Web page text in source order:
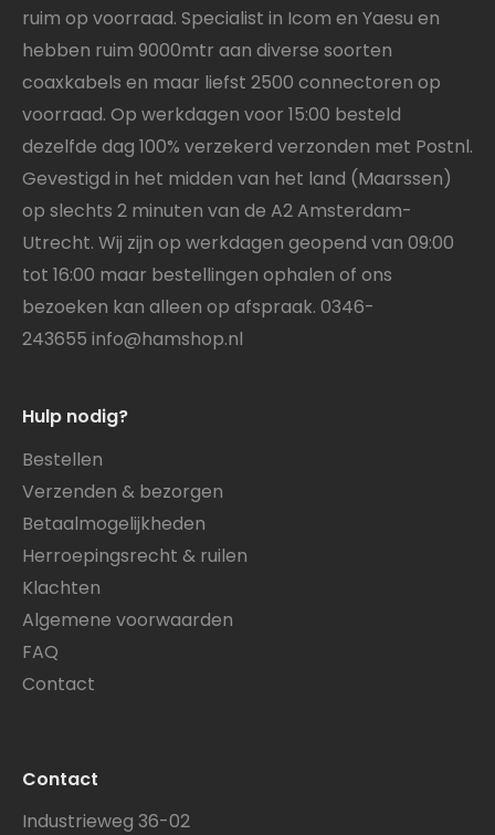
ruim op voorraad. Specialist in Icom en Yaesu en
hebben ruim 9000mtr aan diverse soorten
coaxkabels en maar liefst 2500 connectoren op
voorraad. Op werkdagen voor 15:00 besteld
dezelfde dag 100% verzekerd verzonden met Postnl.
Gevestigd in het midden van het land (Maarssen)
op slechts 2 minuten van de A2 Amsterdam-
Utrecht. Wij zijn op werkdagen geopend van 09:00
tot 16:00 maar bestellingen ophalen of ons
bezoeken kan alleen op afspraak. 0346-
243655 info@hamshop.nl
Hulp nodig?
Bestellen
Verzenden & bezorgen
Betaalmogelijkheden
Herroepingsrecht & ruilen
Klachten
Algemene voorwaarden
FAQ
Contact
Contact
Industrieweg 36-02